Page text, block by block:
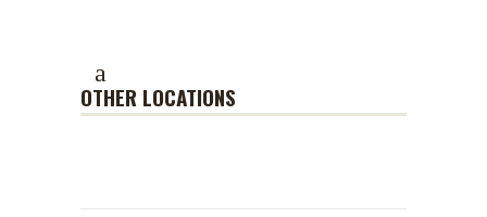
OTHER LOCATIONS